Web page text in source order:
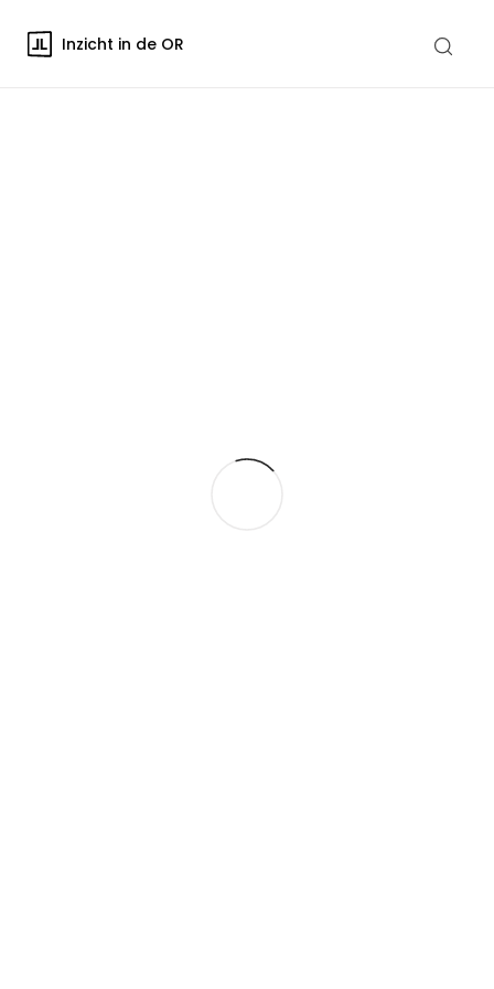
Inzicht in de OR